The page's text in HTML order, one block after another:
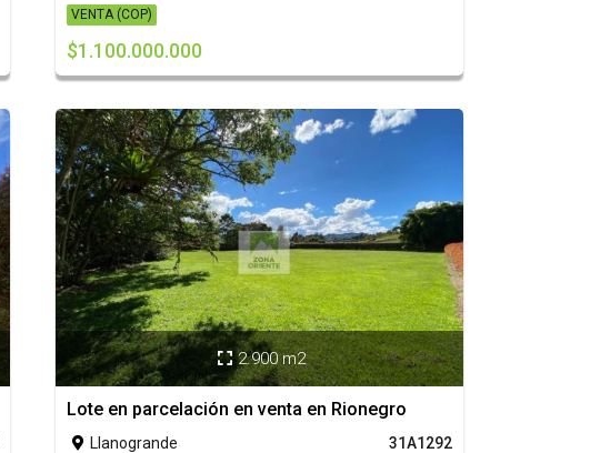
VENTA (COP)
$1.100.000.000
 2.900 m2
Lote en parcelación en venta en Rionegro
 Llanogrande
31A1292